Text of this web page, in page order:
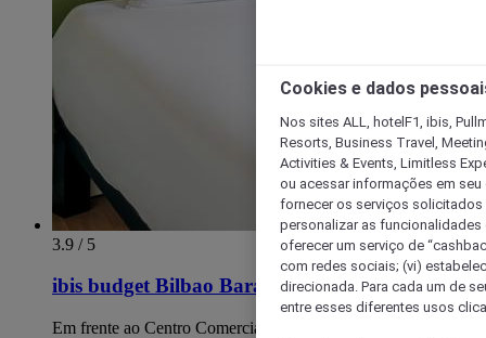
3.9 / 5
ibis budget Bilbao Barakaldo
Em frente ao Centro Comercial MAX Center
Cookies e dados
Nos sites ALL, hotelF1, ibis,
Resorts, Business Travel,
Activities & Events, Limitless
ou acessar informações em
fornecer os serviços solicitados
personalizar as
oferecer um serviço de
com redes sociais; (vi)
direcionada. Para cada um de
entre esses diferentes usos